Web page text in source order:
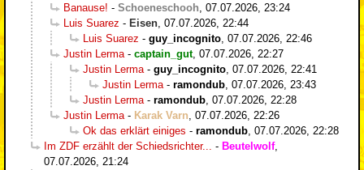
Banause! - Schoeneschooh 07.07.2026, 23:24
Luis Suarez - Eisen 07.07.2026, 22:44
Luis Suarez - guy_incognito 07.07.2026, 22:46
Justin Lerma - captain_gut, 07.07.2026, 22:27
Justin Lerma - guy_incognito 07.07.2026, 22:41
Justin Lerma - ramondub 07.07.2026, 23:43
Justin Lerma - ramondub 07.07.2026, 22:28
Justin Lerma - Karak Varn 07.07.2026, 22:26
Ok das erklärt einiges - ramondub 07.07.2026, 22:28
Im ZDF erzählt der Schiedsrichter...
- Beutelwolf,
07.07.2026, 21:24